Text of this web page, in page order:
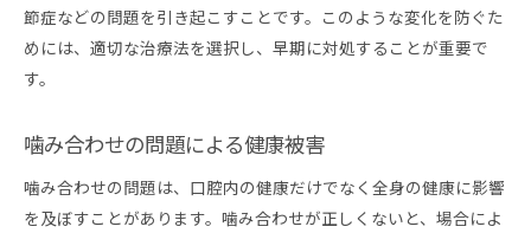
節症などの問題を引き起こすことです。このような変化を防ぐた
めには、適切な治療法を選択し、早期に対処することが重要で
す。
噛み合わせの問題による健康被害
噛み合わせの問題は、口腔内の健康だけでなく全身の健康に影響
を及ぼすことがあります。噛み合わせが正しくないと、場合によ